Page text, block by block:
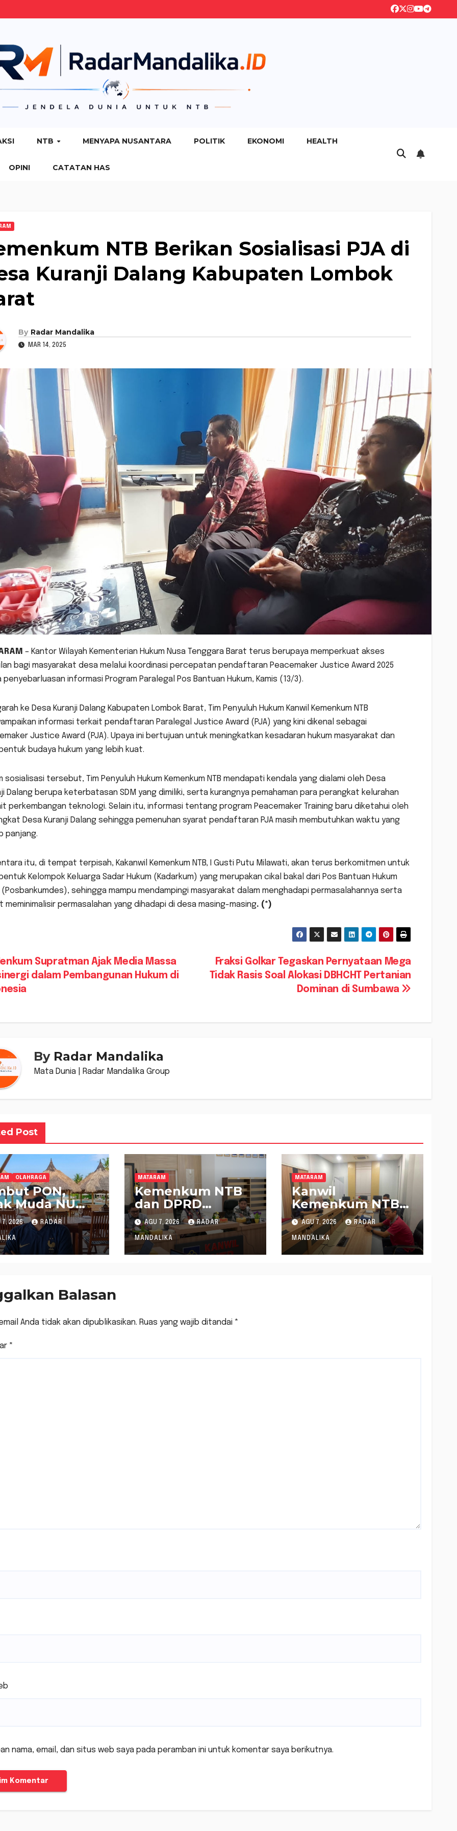
NTB MENYAPA NUSANTARA POLITIK EKONOMI HEALTH
OPINI CATATAN HAS
NTB Berikan Sosialisasi PJA di
Kuranji Dalang Kabupaten Lombok
By Radar Mandalika
MAR 14, 2025
– Kantor Wilayah Kementerian Hukum Nusa Tenggara Barat terus berupaya memperkuat akses
bagi masyarakat desa melalui koordinasi percepatan pendaftaran Peacemaker Justice Award 2025
informasi Program Paralegal Pos Bantuan Hukum, Kamis (13/3).
ke Desa Kuranji Dalang Kabupaten Lombok Barat, Tim Penyuluh Hukum Kanwil Kemenkum NTB
informasi terkait pendaftaran Paralegal Justice Award (PJA) yang kini dikenal sebagai
Justice Award (PJA). Upaya ini bertujuan untuk meningkatkan kesadaran hukum masyarakat dan
budaya hukum yang lebih kuat.
sosialisasi tersebut, Tim Penyuluh Hukum Kemenkum NTB mendapati kendala yang dialami oleh Desa
Dalang berupa keterbatasan SDM yang dimiliki, serta kurangnya pemahaman para perangkat kelurahan
perkembangan teknologi. Selain itu, informasi tentang program Peacemaker Training baru diketahui oleh
Desa Kuranji Dalang sehingga pemenuhan syarat pendaftaran PJA masih membutuhkan waktu yang
panjang.
itu, di tempat terpisah, Kakanwil Kemenkum NTB, I Gusti Putu Milawati, akan terus berkomitmen untuk
Kelompok Keluarga Sadar Hukum (Kadarkum) yang merupakan cikal bakal dari Pos Bantuan Hukum
(Posbankumdes), sehingga mampu mendampingi masyarakat dalam menghadapi permasalahannya serta
meminimalisir permasalahan yang dihadapi di desa masing-masing. (*)
Fraksi Golkar Tegaskan Pernyataan Mega
Tidak Rasis Soal Alokasi DBHCHT Pertanian
Dominan di Sumbawa
Supratman Ajak Media Massa
dalam Pembangunan Hukum di
By Radar Mandalika
Mata Dunia | Radar Mandalika Group
Post
OLAHRAGA
PON,
Muda NU
Dukung
Pimpin
NTB
7, 2026 RADAR
MATARAM
Kemenkum NTB
dan DPRD
Sumbawa
Mantapkan
Rencana
Pembentukan 8
AGU 7, 2026 RADAR
MANDALIKA
MATARAM
Kanwil
Kemenkum NTB
Gelar Konsultasi
Penghitungan
Kebutuhan
Formasi JF
AGU 7, 2026 RADAR
MANDALIKA
Balasan
Anda tidak akan dipublikasikan. Ruas yang wajib ditandai *
*
nama, email, dan situs web saya pada peramban ini untuk komentar saya berikutnya.